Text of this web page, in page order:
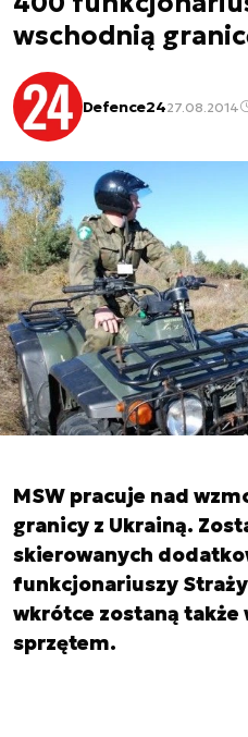
wschodnią
Defence2427.08.2014
MSW pracuje nad
granicy z Ukrainą.
skierowanych
funkcjonariuszy
wkrótce zostaną także
sprzętem.